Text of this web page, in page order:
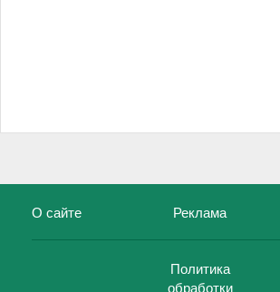
О сайте Реклама
Политика
обработки